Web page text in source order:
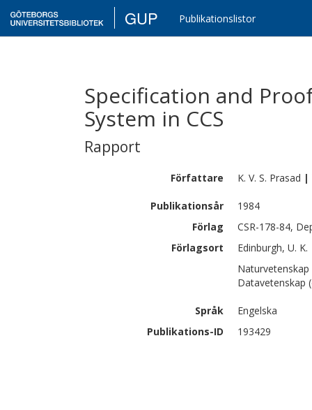
GUP Publikationslistor
Specification and
System in CCS
Rapport
Författare K. V. S. Prasad |
Publikationsår
1984
Förlag
CSR-178-84,
Förlagsort
Edinburgh, U. K.
Datavetenskap
Språk
Engelska
Publikations-ID
193429